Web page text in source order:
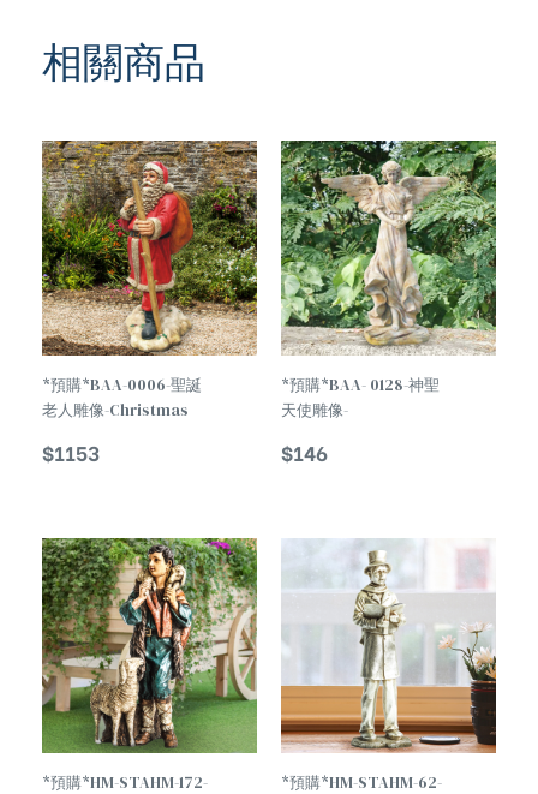
相關商品
TREND
*預購*BAA-0006-聖誕
老人雕像-Christmas
Claus Statue
$1153
TREND
*預購*BAA- 0128-神聖
天使雕像-
Angel Statue
$146
*預購*HM-STAHM-172-
*預購*HM-STAHM-62-